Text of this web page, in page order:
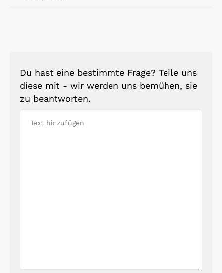
Du hast eine bestimmte Frage? Teile uns
diese mit - wir werden uns bemühen, sie
zu beantworten.